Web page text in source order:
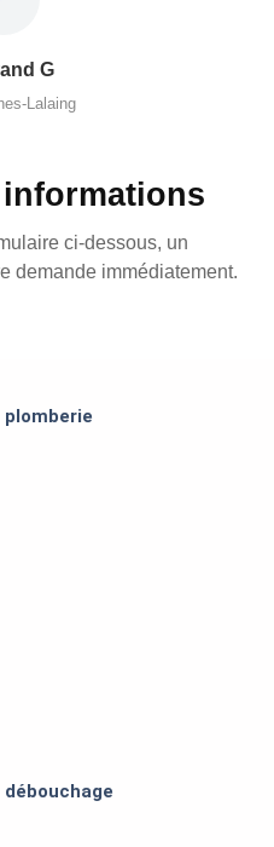
G
Lalaing
ci-dessous, un
demande immédiatement.